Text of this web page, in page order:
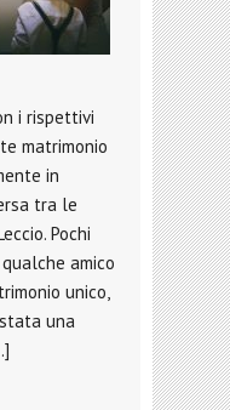
i rispettivi
matrimonio
in
tra le
Pochi
amico
unico,
una